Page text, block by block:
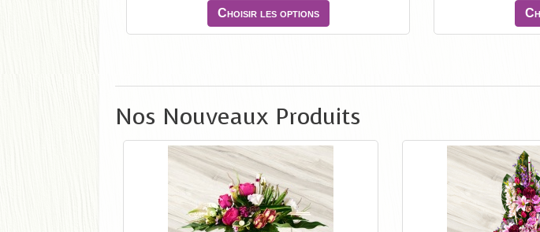
Choisir les options
Nos Nouveaux Produits